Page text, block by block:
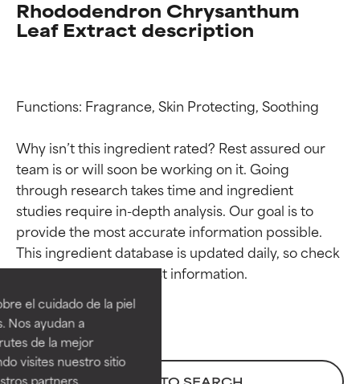
el cuidado de la piel
Nos ayudan a
de la mejor
visites nuestro sitio
partners,
Rhododendron Chrysanthum
Leaf Extract description
Functions: Fragrance, Skin Protecting, Soothing
Why isn’t this ingredient rated? Rest assured our
team is or will soon be working on it. Going
through research takes time and ingredient
studies require in-depth analysis. Our goal is to
provide the most accurate information possible.
This ingredient database is updated daily, so check
Calificaciones de
ingredientes
EXCELENTE
Ingrediente sobresaliente con
beneficios reales para la piel. Su
eficacia está demostrada y
Calificaciones de
ingredientes
EXCELENTE
Ingrediente sobresaliente con
beneficios reales para la piel. Su
eficacia está demostrada y